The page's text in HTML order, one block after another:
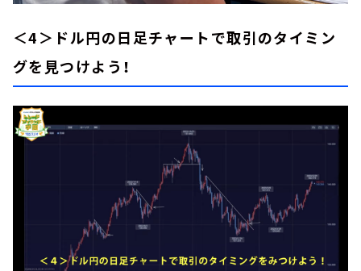
＜4＞ドル円の日足チャートで取引のタイミン
グを見つけよう！